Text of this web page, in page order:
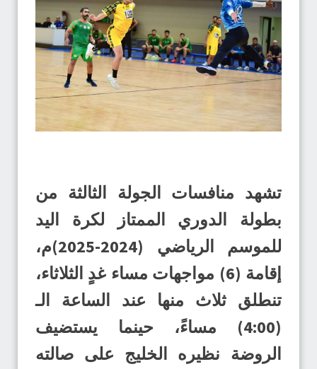
تشهد منافسات الجولة الثالثة من
بطولة الدوري الممتاز لكرة اليد
للموسم الرياضي (2024-2025)م،
إقامة (6) مواجهات مساء غدٍ الثلاثاء،
تنطلق ثلاث منها عند الساعة الـ
(4:00) مساءً، حينما يستضيف
الروضة نظيره الخليج على صالته